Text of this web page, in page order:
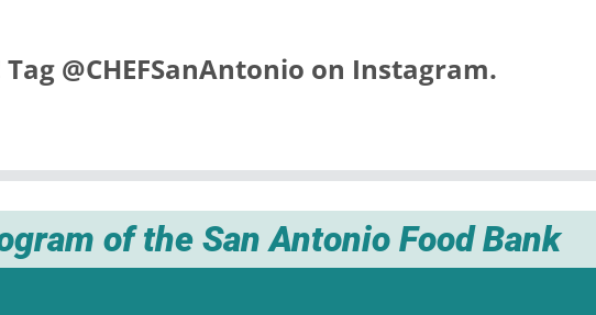
@CHEFSanAntonio on Instagram.
of the San Antonio Food Bank